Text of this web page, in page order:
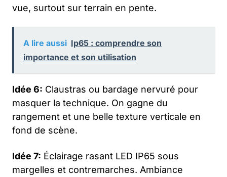
vue, surtout sur terrain en pente.
A lire aussi Ip65 : comprendre son
importance et son utilisation
Idée 6: Claustras ou bardage nervuré pour
masquer la technique. On gagne du
rangement et une belle texture verticale en
fond de scène.
Idée 7: Éclairage rasant LED IP65 sous
margelles et contremarches. Ambiance